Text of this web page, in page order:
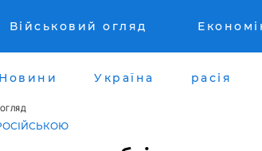
Військовий огляд
Новини Україна расія